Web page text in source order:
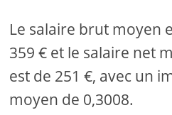
Le salaire brut moyen
359 € et le salaire net
est de 251 €, avec un
moyen de 0,3008.